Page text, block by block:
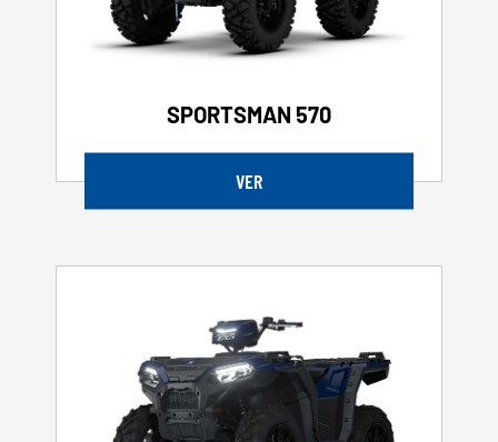
SPORTSMAN 570
VER